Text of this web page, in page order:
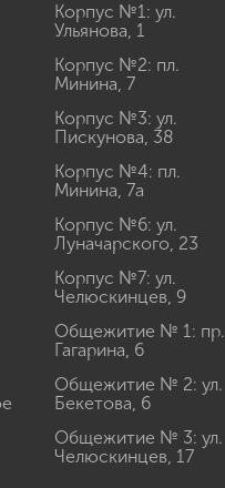
Корпус №1: ул.
Ульянова, 1
Корпус №2: пл.
Минина, 7
Корпус №3: ул.
Пискунова, 38
Корпус №4: пл.
Минина, 7а
Корпус №6: ул.
Луначарского, 23
Корпус №7: ул.
Челюскинцев, 9
Общежитие № 1: пр.
Гагарина, 6
Общежитие № 2: ул.
Бекетова, 6
Общежитие № 3: ул.
Челюскинцев, 17